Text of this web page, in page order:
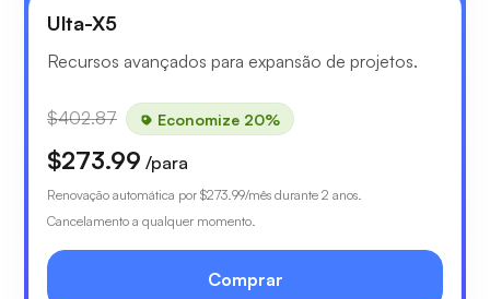
Ulta-X5
Recursos avançados para expansão de projetos.
$402.87 Economize 20%
$273.99 /para
Renovação automática por $273.99/mês durante 2 anos.
Cancelamento a qualquer momento.
Comprar